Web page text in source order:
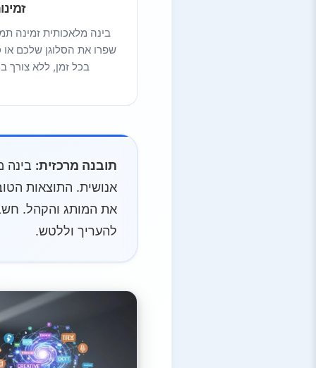
זמינות
בינה מלאכותית זמינה
שפרו את הסלוגן שלכם או
בכל זמן, ללא צורך
תובנה מרכזית:
אנושית. התוצאות
את המותג והקהל.
להעריך וללטש.